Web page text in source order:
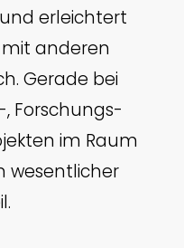
erleichtert
anderen
Gerade bei
Forschungs-
im Raum
wesentlicher